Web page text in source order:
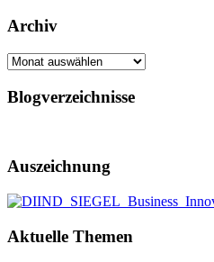
Archiv
Archiv
Blogverzeichnisse
Auszeichnung
Aktuelle Themen